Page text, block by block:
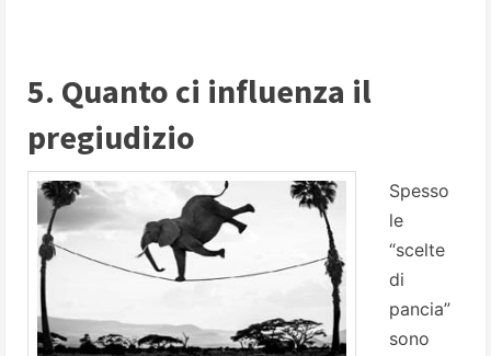
5. Quanto ci influenza il
pregiudizio
Spesso
le
“scelte
di
pancia”
sono